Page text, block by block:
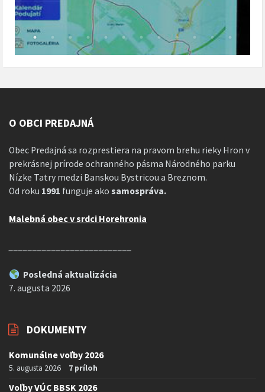
O OBCI PREDAJNÁ
Obec Predajná sa rozprestiera na pravom brehu rieky Hron v
prekrásnej prírode ochranného pásma Národného parku
Nízke Tatry medzi Banskou Bystricou a Breznom.
Od roku 1991 funguje ako samospráva.
Malebná obec v srdci Horehronia
Posledná aktualizácia
7. augusta 2026
DOKUMENTY
Komunálne voľby 2026
5. augusta 2026 7 príloh
Voľby VÚC BBSK 2026